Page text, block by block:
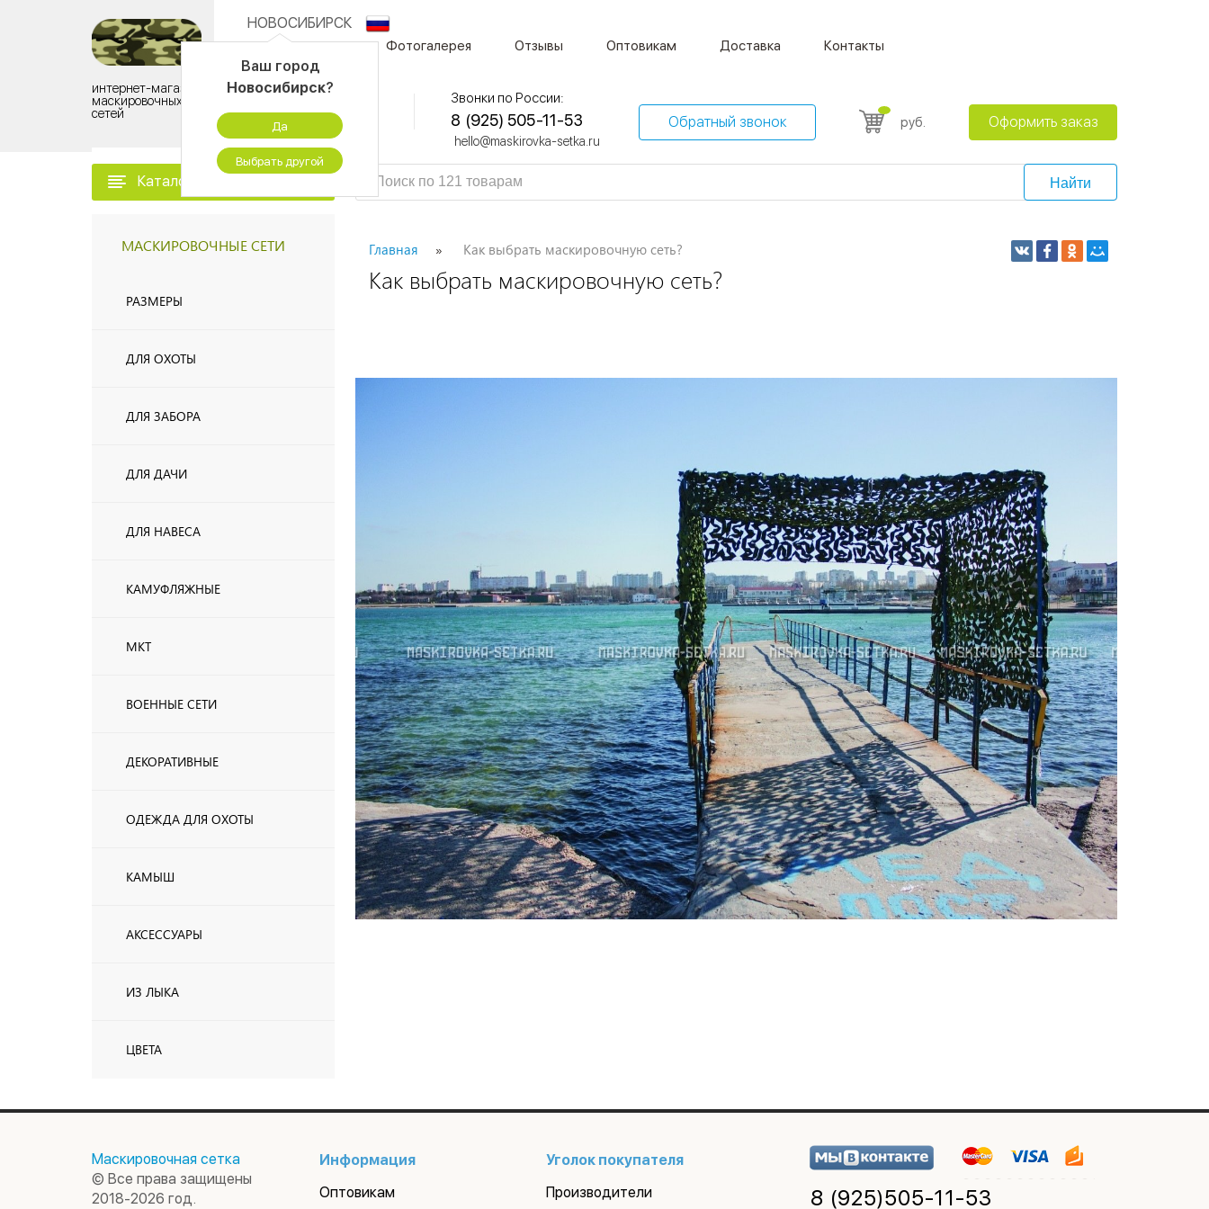
интернет-магазин
маскировочных
сетей
НОВОСИБИРСК
Ваш город
Новосибирск?
Да
Выбрать другой
О компании Фотогалерея Отзывы Оптовикам Доставка Контакты
Контактный центр:
8 (925) 505-11-53
ПН - ПТ 09:00 - 18:00
Звонки по России:
8 (925) 505-11-53
hello@maskirovka-setka.ru
Обратный звонок руб. Оформить заказ
Каталог товаров Найти
МАСКИРОВОЧНЫЕ СЕТИ
РАЗМЕРЫ
ДЛЯ ОХОТЫ
ДЛЯ ЗАБОРА
ДЛЯ ДАЧИ
ДЛЯ НАВЕСА
КАМУФЛЯЖНЫЕ
МКТ
ВОЕННЫЕ СЕТИ
ДЕКОРАТИВНЫЕ
ОДЕЖДА ДЛЯ ОХОТЫ
КАМЫШ
АКСЕССУАРЫ
ИЗ ЛЫКА
ЦВЕТА
Главная Как выбрать маскировочную сеть?
Как выбрать маскировочную сеть?
Маскировочная сетка
© Все права защищены
2018-2026 год.
Информация
Оптовикам
Уголок покупателя
Производители
8 (925)505-11-53